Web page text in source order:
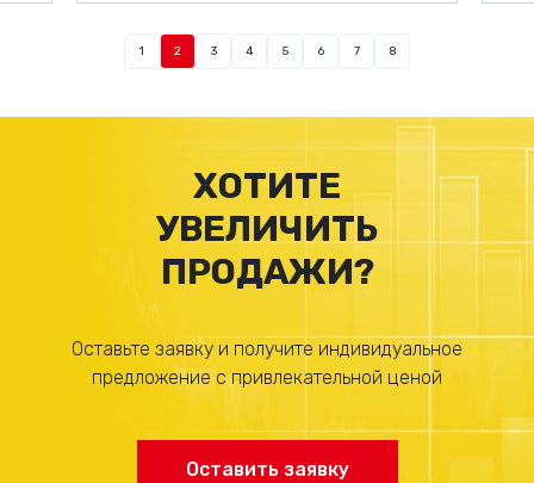
1 2 3 4 5 6 7 8
ХОТИТЕ
УВЕЛИЧИТЬ
ПРОДАЖИ?
Оставьте заявку и получите индивидуальное
предложение с привлекательной ценой
Оставить заявку